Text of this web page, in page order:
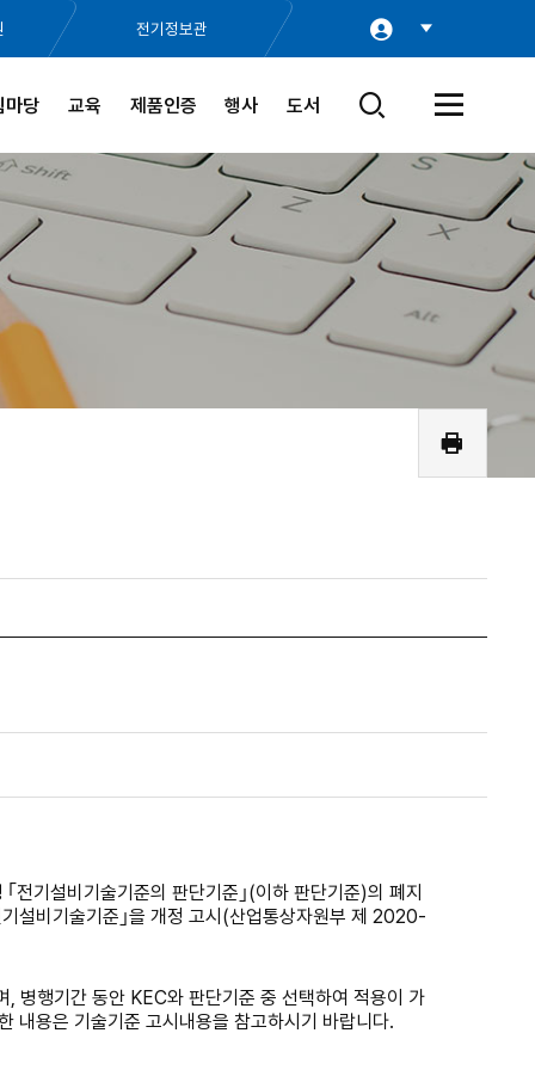
전기정보관
마당 교육 제품인증 행사 도서
검
창
기
전
메
열
기
인
쇄
｢전기설비기술기준의 판단기준 ｣(이하 판단기준)의 폐지
설비기술기준 ｣을 개정 고시 (산업통상자원부 제 2020-
병행기간 동안 KEC와 판단기준 중 선택하여 적용이 가
내용은 기술기준 고시내용을 참고하시기 바랍니다.